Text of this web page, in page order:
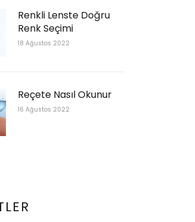
Renkli Lenste Doğru
Renk Seçimi
18 Ağustos 2022
Reçete Nasıl Okunur
16 Ağustos 2022